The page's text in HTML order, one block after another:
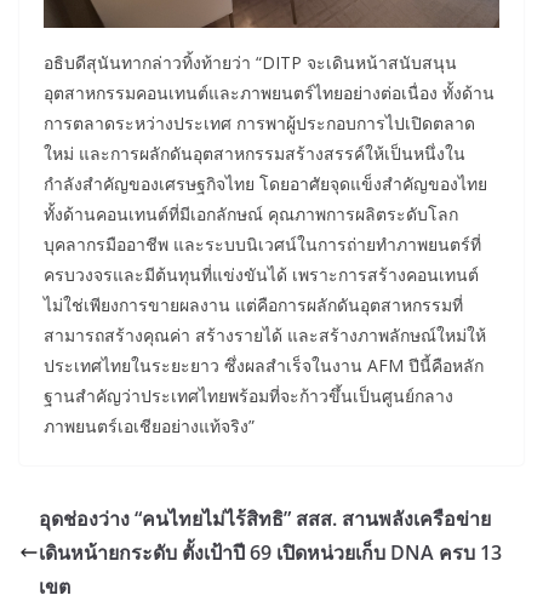
อธิบดีสุนันทากล่าวทิ้งท้ายว่า “DITP จะเดินหน้าสนับสนุน
อุตสาหกรรมคอนเทนต์และภาพยนตร์ไทยอย่างต่อเนื่อง ทั้งด้าน
การตลาดระหว่างประเทศ การพาผู้ประกอบการไปเปิดตลาด
ใหม่ และการผลักดันอุตสาหกรรมสร้างสรรค์ให้เป็นหนึ่งใน
กำลังสำคัญของเศรษฐกิจไทย โดยอาศัยจุดแข็งสำคัญของไทย
ทั้งด้านคอนเทนต์ที่มีเอกลักษณ์ คุณภาพการผลิตระดับโลก
บุคลากรมืออาชีพ และระบบนิเวศน์ในการถ่ายทำภาพยนตร์ที่
ครบวงจรและมีต้นทุนที่แข่งขันได้ เพราะการสร้างคอนเทนต์
ไม่ใช่เพียงการขายผลงาน แต่คือการผลักดันอุตสาหกรรมที่
สามารถสร้างคุณค่า สร้างรายได้ และสร้างภาพลักษณ์ใหม่ให้
ประเทศไทยในระยะยาว ซึ่งผลสำเร็จในงาน AFM ปีนี้คือหลัก
ฐานสำคัญว่าประเทศไทยพร้อมที่จะก้าวขึ้นเป็นศูนย์กลาง
ภาพยนตร์เอเชียอย่างแท้จริง”
อุดช่องว่าง “คนไทยไม่ไร้สิทธิ” สสส. สานพลังเครือข่าย
เดินหน้ายกระดับ ตั้งเป้าปี 69 เปิดหน่วยเก็บ DNA ครบ 13
เขต